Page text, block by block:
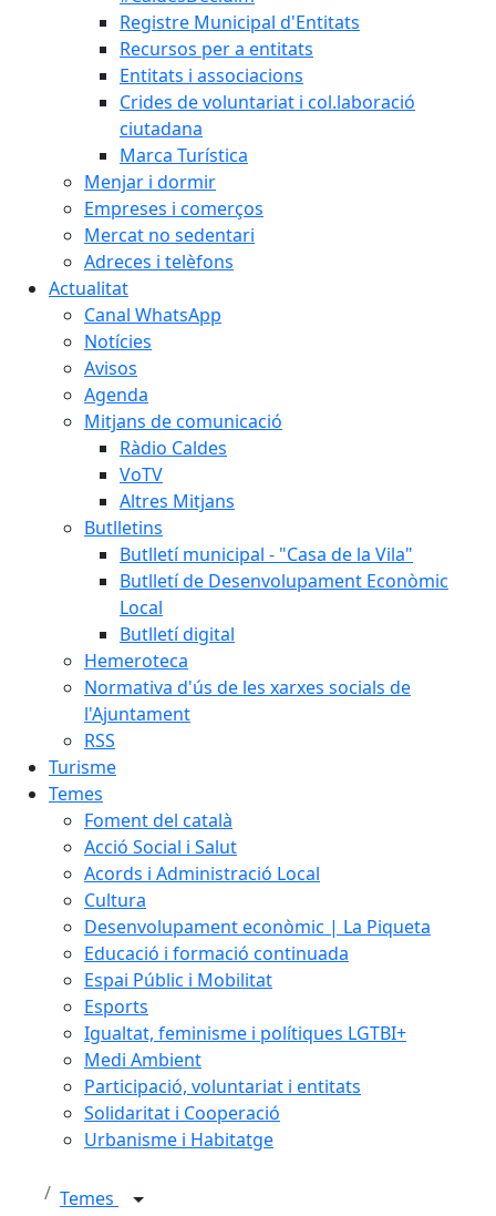
Registre Municipal d'Entitats
Recursos per a entitats
Entitats i associacions
Crides de voluntariat i col.laboració
ciutadana
Marca Turística
Menjar i dormir
Empreses i comerços
Mercat no sedentari
Adreces i telèfons
Actualitat
Canal WhatsApp
Notícies
Avisos
Agenda
Mitjans de comunicació
Ràdio Caldes
VoTV
Altres Mitjans
Butlletins
Butlletí municipal - "Casa de la Vila"
Butlletí de Desenvolupament Econòmic
Local
Butlletí digital
Hemeroteca
Normativa d'ús de les xarxes socials de
l'Ajuntament
RSS
Turisme
Temes
Foment del català
Acció Social i Salut
Acords i Administració Local
Cultura
Desenvolupament econòmic | La Piqueta
Educació i formació continuada
Espai Públic i Mobilitat
Esports
Igualtat, feminisme i polítiques LGTBI+
Medi Ambient
Participació, voluntariat i entitats
Solidaritat i Cooperació
Urbanisme i Habitatge
Temes